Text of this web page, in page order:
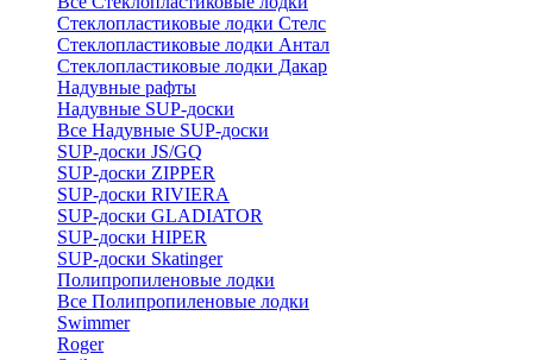
Стеклопластиковые лодки Стелс
Стеклопластиковые лодки Антал
Стеклопластиковые лодки Дакар
Надувные рафты
Надувные SUP-доски
Все Надувные SUP-доски
SUP-доски JS/GQ
SUP-доски ZIPPER
SUP-доски RIVIERA
SUP-доски GLADIATOR
SUP-доски HIPER
SUP-доски Skatinger
Полипропиленовые лодки
Все Полипропиленовые лодки
Swimmer
Roger